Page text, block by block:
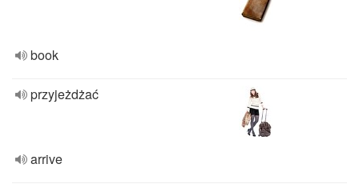
book
przyjeżdżać
arrive